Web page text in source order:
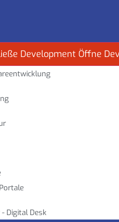
Development Öffne
Digital Desk